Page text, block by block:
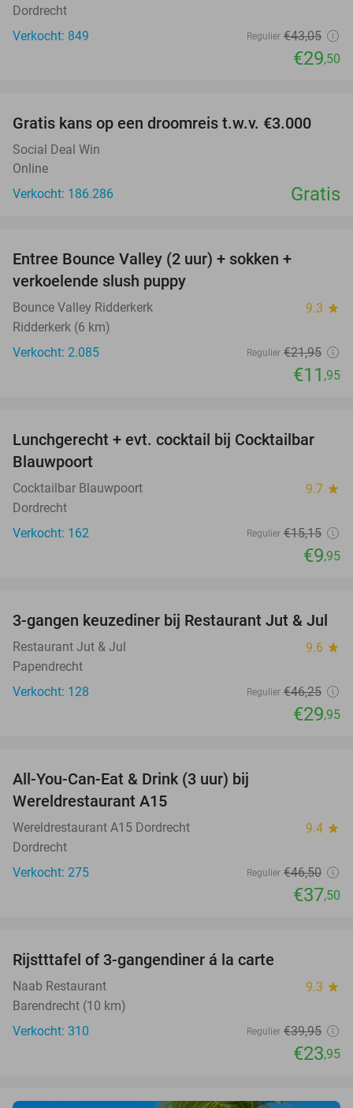
Dordrecht
Verkocht: 849
Regulier €43,05
€29,50
Gratis kans op een droomreis t.w.v. €3.000
Social Deal Win
Online
Verkocht: 186.286
Gratis
Entree Bounce Valley (2 uur) + sokken +
verkoelende slush puppy
Bounce Valley Ridderkerk 9.3 star
Ridderkerk (6 km)
Verkocht: 2.085
Regulier €21,95
€11 ,95
34%
Lunchgerecht + evt. cocktail bij Cocktailbar
Blauwpoort
Cocktailbar Blauwpoort 9.7 star
Dordrecht
Verkocht: 162
Regulier €15,15
€9,95
35%
3-gangen keuzediner bij Restaurant Jut & Jul
Restaurant Jut & Jul 9.6 star
Papendrecht
Verkocht: 128
Regulier €46,25
€29,95
All-You-Can-Eat & Drink (3 uur) bij
Wereldrestaurant A15
Wereldrestaurant A15 Dordrecht 9.4 star
Dordrecht
Verkocht: 275
Regulier €46,50
€37,50
Rijstttafel of 3-gangendiner á la carte
Naab Restaurant 9.3 star
Barendrecht (10 km)
Verkocht: 310
Regulier €39,95
€23,95